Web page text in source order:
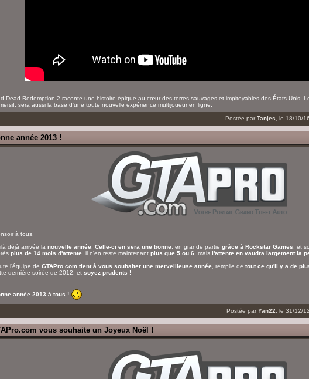
Dead Redemption 2 raconte une histoire épique au cœur des terres sauvages et impitoyables des États-Unis.
sera aussi la base d'une toute nouvelle expérience multijoueur en ligne.
Postée par Tanjes , le 18/10/
année 2013 !
à tous,
déjà arrivée la nouvelle année Celle-ci en sera une bonne , en grande partie grâce à Rockstar Games , et
plus de 14 mois d'attente , il n'en reste maintenant plus que 5 ou 6 , mais l'attente en vaudra largement la
l'équipe de GTAPro.com tient à vous souhaiter une merveilleuse année , remplie de tout ce qu'il y a de
dernière soirée de 2012, et soyez prudents !
année 2013 à tous !
Postée par Yan22 , le 31/12/
vous souhaite un Joyeux Noël !